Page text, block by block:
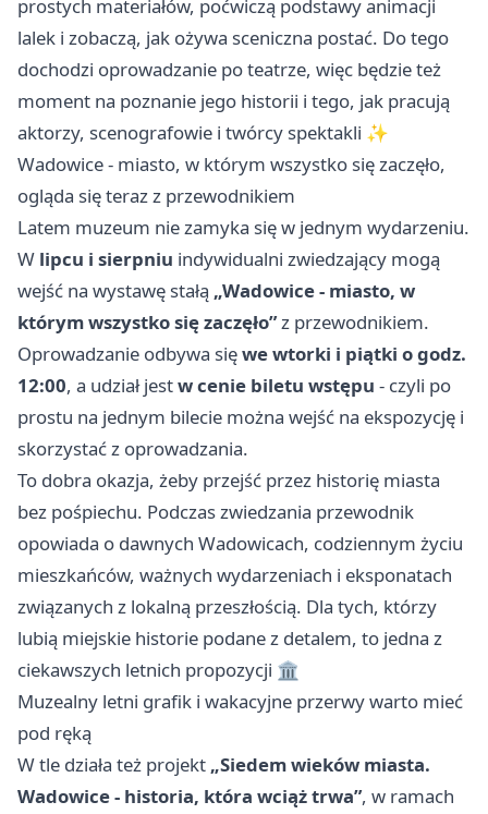
prostych materiałów, poćwiczą podstawy animacji
lalek i zobaczą, jak ożywa sceniczna postać. Do tego
dochodzi oprowadzanie po teatrze, więc będzie też
moment na poznanie jego historii i tego, jak pracują
aktorzy, scenografowie i twórcy spektakli ✨
Wadowice - miasto, w którym wszystko się zaczęło,
ogląda się teraz z przewodnikiem
Latem muzeum nie zamyka się w jednym wydarzeniu.
W lipcu i sierpniu indywidualni zwiedzający mogą
wejść na wystawę stałą „Wadowice - miasto, w
którym wszystko się zaczęło”z przewodnikiem.
Oprowadzanie odbywa sięwe wtorki i piątki o godz.
12:00, a udział jestw cenie biletu wstępu - czyli po
prostu na jednym bilecie można wejść na ekspozycję i
skorzystać z oprowadzania.
To dobra okazja, żeby przejść przez historię miasta
bez pośpiechu. Podczas zwiedzania przewodnik
opowiada o dawnych Wadowicach, codziennym życiu
mieszkańców, ważnych wydarzeniach i eksponatach
związanych z lokalną przeszłością. Dla tych, którzy
lubią miejskie historie podane z detalem, to jedna z
ciekawszych letnich propozycji 🏛️
Muzealny letni grafik i wakacyjne przerwy warto mieć
pod ręką
W tle działa też projekt „Siedem wieków miasta.
Wadowice - historia, która wciąż trwa”, w ramach